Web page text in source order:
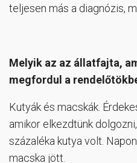
teljesen más a diagnózis,
Melyik az az állatfajta,
megfordul a
Kutyák és macskák.
amikor elkezdtünk
százaléka kutya volt.
macska jött.